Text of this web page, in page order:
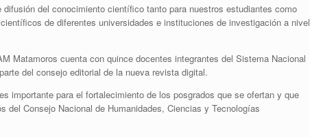
del conocimiento científico tanto para nuestros estudiantes como
de diferentes universidades e instituciones de investigación a nivel
Matamoros cuenta con quince docentes integrantes del Sistema Nacional
del consejo editorial de la nueva revista digital.
para el fortalecimiento de los posgrados que se ofertan y que
del Consejo Nacional de Humanidades, Ciencias y Tecnologías